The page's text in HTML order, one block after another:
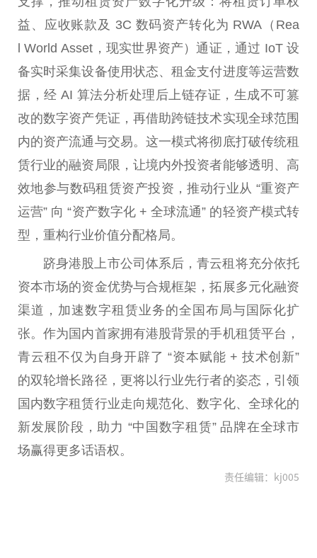
益、应收账款及 3C 数码资产转化为 RWA（Rea
lWorld Asset，现实世界资产）通证，通过 IoT 设
备实时采集设备使用状态、租金支付进度等运营数
据，经 AI 算法分析处理后上链存证，生成不可篡
改的数字资产凭证，再借助跨链技术实现全球范围
内的资产流通与交易。这一模式将彻底打破传统租
赁行业的融资局限，让境内外投资者能够透明、高
效地参与数码租赁资产投资 ，推动行业从 “重资产
运营” 向 “资产数字化 + 全球流通” 的轻资产模式转
型，重构行业价值分配格局。
跻身港股上市公司体系后，青云租将充分依托
资本市场的资金优势与合规框架，拓展多元化融资
渠道，加速数字租赁业务的全国布局与国际化扩
张。作为国内首家拥有港股背景的手机租赁平台 ，
青云租不仅为自身开辟了 “资本赋能 + 技术创新”
的双轮增长路径，更将以行业先行者的姿态，引领
国内数字租赁行业走向规范化、数字化、全球化的
新发展阶段，助力 “中国 数字租赁” 品牌在全球市
场赢得更多话语权。
责任编辑：kj005